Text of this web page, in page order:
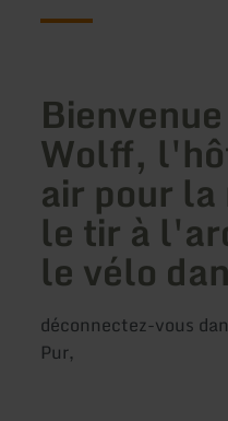
Wolff,
air pour
le tir à
le vélo
déconnectez-vous
Pur,